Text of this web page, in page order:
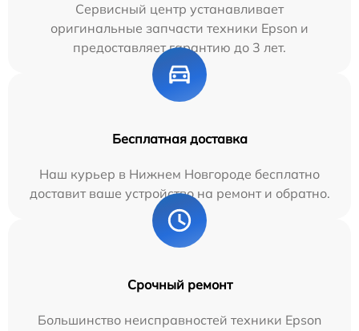
Сервисный центр устанавливает
оригинальные запчасти техники Epson и
предоставляет гарантию до 3 лет.
Бесплатная доставка
Наш курьер в Нижнем Новгороде бесплатно
доставит ваше устройство на ремонт и обратно.
Срочный ремонт
Большинство неисправностей техники Epson